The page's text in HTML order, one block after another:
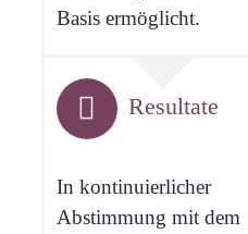
Basis ermöglicht.
Resultate
In kontinuierlicher
Abstimmung mit dem